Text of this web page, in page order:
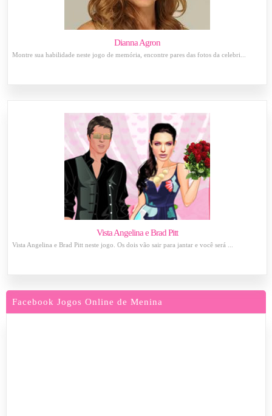
Dianna Agron
Montre sua habilidade neste jogo de memória, encontre pares das fotos da celebri...
Vista Angelina e Brad Pitt
Vista Angelina e Brad Pitt neste jogo. Os dois vão sair para jantar e você será ...
Facebook Jogos Online de Menina